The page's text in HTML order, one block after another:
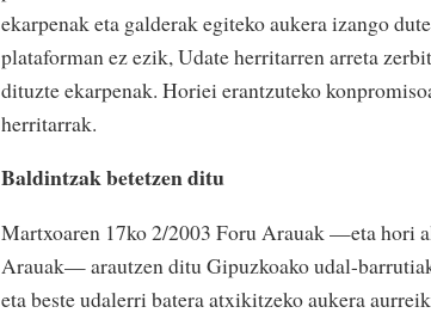
ekarpenak eta galderak egiteko aukera izango
plataforman ez ezik, Udate herritarren arreta
dituzte ekarpenak. Horiei erantzuteko
herritarrak.
Baldintzak betetzen ditu
Martxoaren 17ko 2/2003 Foru Arauak —eta hori
Arauak— arautzen ditu Gipuzkoako udal-
eta beste udalerri batera atxikitzeko aukera